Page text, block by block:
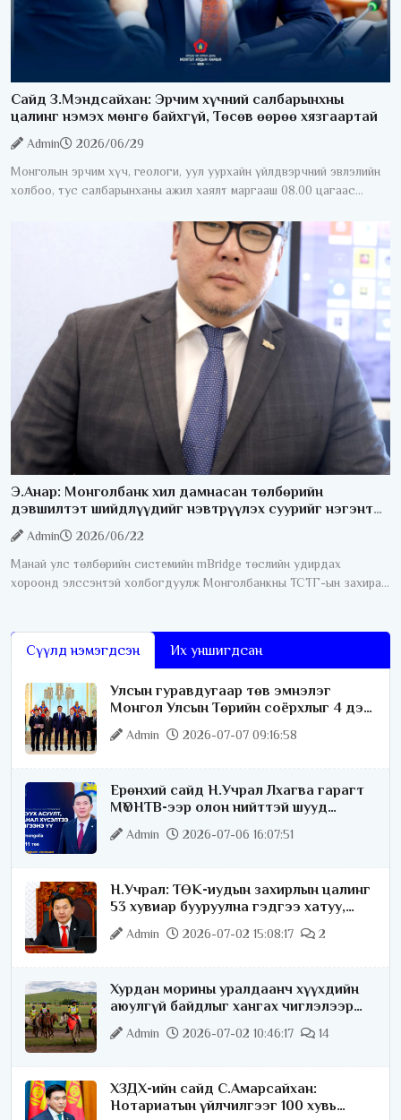
Сайд З.Мэндсайхан: Эрчим хүчний салбарынхны
цалинг нэмэх мөнгө байхгүй, Төсөв өөрөө хязгаартай
Admin
2026/06/29
Монголын эрчим хүч, геологи, уул уурхайн үйлдвэрчний эвлэлийн
холбоо, тус салбарынханы ажил хаялт маргааш 08.00 цагаас
Э.Анар: Монголбанк хил дамнасан төлбөрийн
дэвшилтэт шийдлүүдийг нэвтрүүлэх суурийг нэгэнт
Admin
2026/06/22
Манай улс төлбөрийн системийн mBridge төслийн удирдах
хороонд элссэнтэй холбогдуулж Монголбанкны ТСТГ-ын захирал
Сүүлд нэмэгдсэн Их уншигдсан
Улсын гуравдугаар төв эмнэлэг
Монгол Улсын Төрийн соёрхлыг 4 дэх
Admin 2026-07-07 09:16:58
Ерөнхий сайд Н.Учрал Лхагва гарагт
МҮОНТВ-ээр олон нийттэй шууд
Admin 2026-07-06 16:07:51
Н.Учрал: ТӨК-иудын захирлын цалинг
53 хувиар бууруулна гэдгээ хатуу,
Admin 2026-07-02 15:08:17 2
Хурдан морины уралдаанч хүүхдийн
аюулгүй байдлыг хангах чиглэлээр
Admin 2026-07-02 10:46:17 14
ХЗДХ-ийн сайд С.Амарсайхан:
Нотариатын үйлчилгээг 100 хувь